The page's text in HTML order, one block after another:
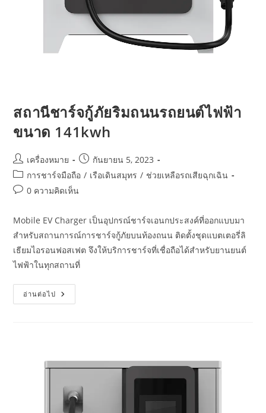
สถานีชาร์จกู้ภัยริมถนนรถยนต์ไฟฟ้า
ขนาด 141kwh
เครื่องหมาย
กันยายน 5, 2023
การชาร์จมือถือ / เรือเดินสมุทร / ช่วยเหลือรถเสียฉุกเฉิน
0 ความคิดเห็น
Mobile EV Charger เป็นอุปกรณ์ชาร์จเอนกประสงค์ที่ออกแบบมา
สำหรับสถานการณ์การชาร์จกู้ภัยบนท้องถนน ติดตั้งชุดแบตเตอรี่ลิ
เธียมไอรอนฟอสเฟต จึงให้บริการชาร์จที่เชื่อถือได้สำหรับยานยนต์
ไฟฟ้าในทุกสถานที่
อ่านต่อไป